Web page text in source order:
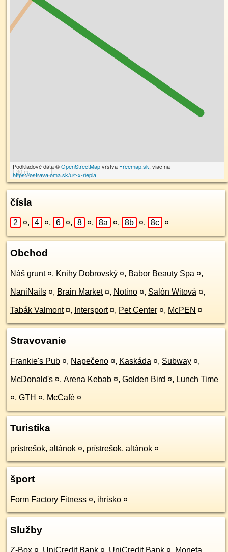
30 m
Podkladové dáta ©OpenStreetMapvrstva Freemap.sk, viac na
https://ostrava.oma.sk/u/f-x-riepla
čísla
2 ¤, 4 ¤, 6 ¤, 8 ¤, 8a ¤, 8b ¤, 8c ¤
Obchod
Náš grunt ¤, Knihy Dobrovský ¤, Babor Beauty Spa ¤,
NaniNails ¤, Brain Market ¤, Notino ¤, Salón Witová ¤,
Tabák Valmont ¤, Intersport ¤, Pet Center ¤, McPEN ¤
Stravovanie
Frankie's Pub ¤, Napečeno ¤, Kaskáda ¤, Subway ¤,
McDonald's ¤, Arena Kebab ¤, Golden Bird ¤, Lunch Time
¤, GTH ¤, McCafé ¤
Turistika
prístrešok, altánok ¤, prístrešok, altánok ¤
šport
Form Factory Fitness ¤, ihrisko ¤
Služby
Z-Box ¤, UniCredit Bank ¤, UniCredit Bank ¤, Moneta